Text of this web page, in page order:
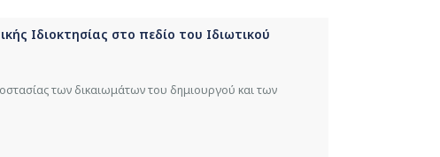
Ιδιοκτησίας στο πεδίο του Ιδιωτικού
των δικαιωμάτων του δημιουργού και των